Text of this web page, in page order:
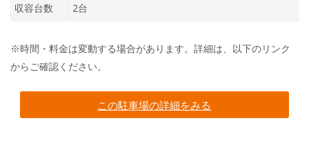
収容台数
2台
※時間・料金は変動する場合があります。詳細は、以下のリンク
からご確認ください。
この駐車場の詳細をみる